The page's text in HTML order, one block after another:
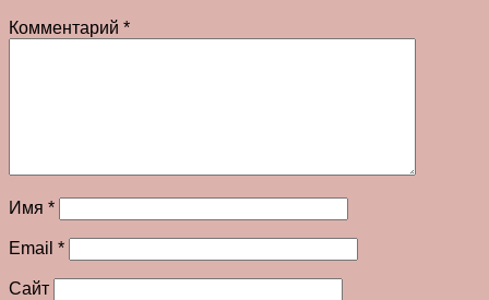
Комментарий *
Имя *
Email *
Сайт